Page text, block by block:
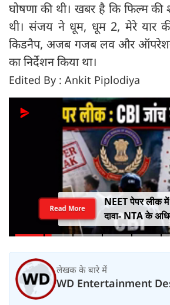
घोषणा की थी। खबर है कि फिल्म
थी। संजय ने धूम, धूम 2, मेरे यार
किडनैप, अजब गजब लव और ऑपरेशन
का निर्देशन किया था।
Edited By : Ankit Piplodiya
NEET पेपर लीक
दावा- NTA के
थे प्रश्नपत्र
Read More
लेखक के बारे में
WD Entertainment